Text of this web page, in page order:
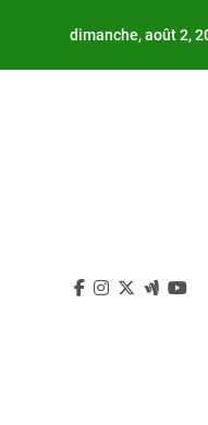
dimanche, août 2,